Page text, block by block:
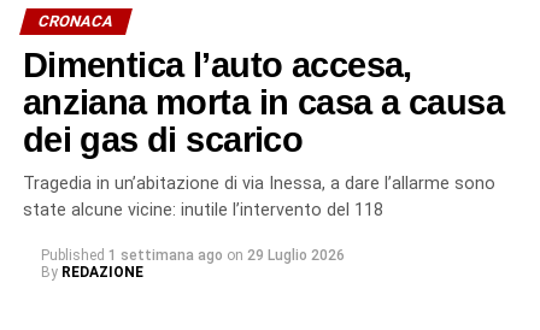
a lavorare e ad accettare le condizioni imposte dietro
violenza e minacce.
L’indagine è scaturita dalla denuncia di quattro cittadini
marocchini dipendenti da uno pseudo imprenditore
rumeno, sostenuti dall’associazione Penelope, sulle cui
dichiarazioni hanno avuto origine gli accertamenti a
riscontro da parte dei militari del Nucleo Carabinieri
CRONACA
Dimentica l’auto accesa,
anziana morta in casa a causa
dei gas di scarico
Tragedia in un’abitazione di via Inessa, a dare l’allarme sono
state alcune vicine: inutile l’intervento del 118
Published 1 settimana ago on 29 Luglio 2026
By REDAZIONE